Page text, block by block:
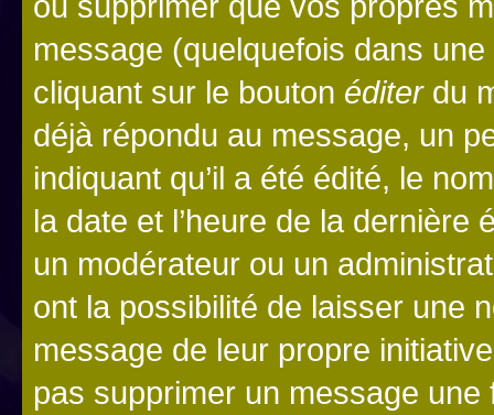
message (quelquefois dans
cliquant sur le bouton éditerdu
déjà répondu au message, un
indiquant qu’il a été édité, le
la date et l’heure de la dernière
un modérateur ou un
ont la possibilité de laisser une
message de leur propre
pas supprimer un message une